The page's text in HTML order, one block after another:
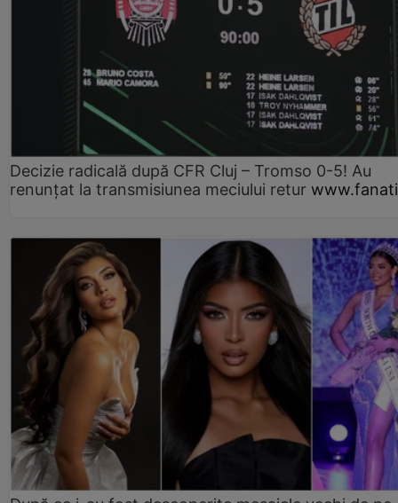
Decizie radicală după CFR Cluj – Tromso 0-5! Au
renunțat la transmisiunea meciului retur